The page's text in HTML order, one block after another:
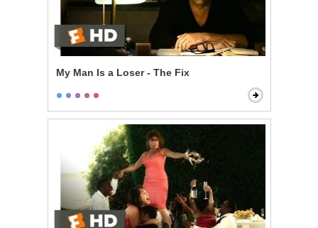
My Man Is a Loser - The Fix